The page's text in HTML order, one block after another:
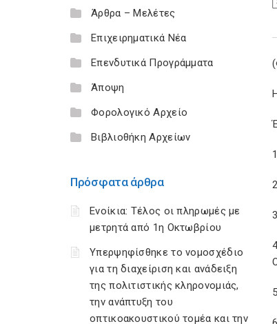
Άρθρα – Μελέτες
Επιχειρηματικά Νέα
Επενδυτικά Προγράμματα
Άποψη
Φορολογικό Αρχείο
Βιβλιοθήκη Αρχείων
Πρόσφατα άρθρα
Ενοίκια: Τέλος οι πληρωμές με
μετρητά από 1η Οκτωβρίου
Υπερψηφίσθηκε το νομοσχέδιο
για τη διαχείριση και ανάδειξη
της πολιτιστικής κληρονομιάς,
την ανάπτυξη του
οπτικοακουστικού τομέα και την